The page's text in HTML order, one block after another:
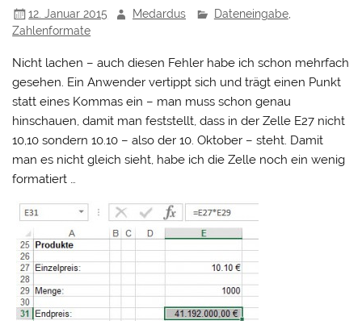
12. Januar 2015 Medardus Dateneingabe,
Zahlenformate
Nicht lachen – auch diesen Fehler habe ich schon mehrfach
gesehen. Ein Anwender vertippt sich und trägt einen Punkt
statt eines Kommas ein – man muss schon genau
hinschauen, damit man feststellt, dass in der Zelle E27 nicht
10,10 sondern 10.10 – also der 10. Oktober – steht. Damit
man es nicht gleich sieht, habe ich die Zelle noch ein wenig
formatiert …